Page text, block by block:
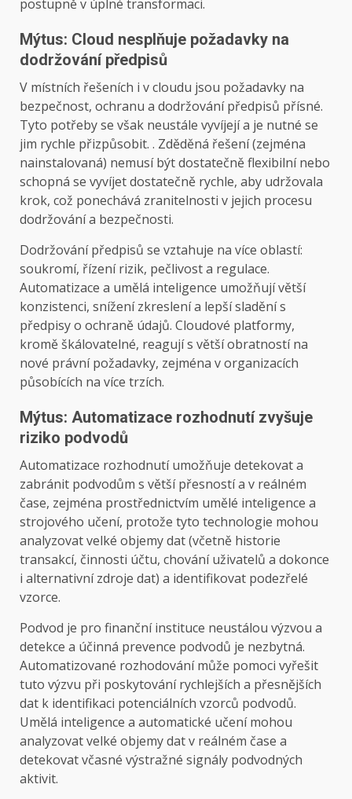
postupně v úplné transformaci.
Mýtus: Cloud nesplňuje požadavky na
dodržování předpisů
V místních řešeních i v cloudu jsou požadavky na
bezpečnost, ochranu a dodržování předpisů přísné.
Tyto potřeby se však neustále vyvíjejí a je nutné se
jim rychle přizpůsobit. . Zděděná řešení (zejména
nainstalovaná) nemusí být dostatečně flexibilní nebo
schopná se vyvíjet dostatečně rychle, aby udržovala
krok, což ponechává zranitelnosti v jejich procesu
dodržování a bezpečnosti.
Dodržování předpisů se vztahuje na více oblastí:
soukromí, řízení rizik, pečlivost a regulace.
Automatizace a umělá inteligence umožňují větší
konzistenci, snížení zkreslení a lepší sladění s
předpisy o ochraně údajů. Cloudové platformy,
kromě škálovatelné, reagují s větší obratností na
nové právní požadavky, zejména v organizacích
působících na více trzích.
Mýtus: Automatizace rozhodnutí zvyšuje
riziko podvodů
Automatizace rozhodnutí umožňuje detekovat a
zabránit podvodům s větší přesností a v reálném
čase, zejména prostřednictvím umělé inteligence a
strojového učení, protože tyto technologie mohou
analyzovat velké objemy dat (včetně historie
transakcí, činnosti účtu, chování uživatelů a dokonce
i alternativní zdroje dat) a identifikovat podezřelé
vzorce.
Podvod je pro finanční instituce neustálou výzvou a
detekce a účinná prevence podvodů je nezbytná.
Automatizované rozhodování může pomoci vyřešit
tuto výzvu při poskytování rychlejších a přesnějších
dat k identifikaci potenciálních vzorců podvodů.
Umělá inteligence a automatické učení mohou
analyzovat velké objemy dat v reálném čase a
detekovat včasné výstražné signály podvodných
aktivit.